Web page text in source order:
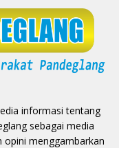
informasi tentang
sebagai media
opini menggambarkan